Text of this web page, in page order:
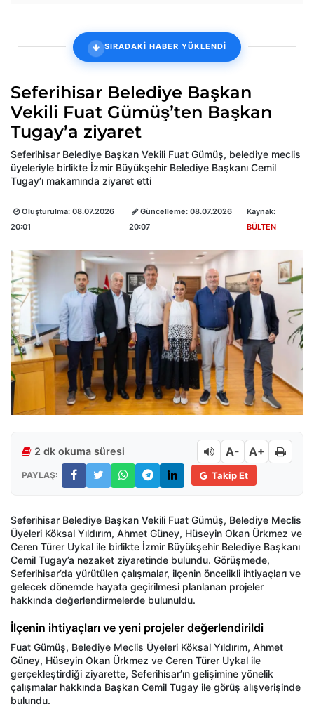
SIRADAKİ HABER YÜKLENDİ
Seferihisar Belediye Başkan
Vekili Fuat Gümüş’ten Başkan
Tugay’a ziyaret
Seferihisar Belediye Başkan Vekili Fuat Gümüş, belediye meclis
üyeleriyle birlikte İzmir Büyükşehir Belediye Başkanı Cemil
Tugay’ı makamında ziyaret etti
Oluşturulma: 08.07.2026
20:01
Güncelleme: 08.07.2026
20:07
Kaynak:
BÜLTEN
2 dk okuma süresi A- A+
PAYLAŞ: Takip Et
Seferihisar Belediye Başkan Vekili Fuat Gümüş, Belediye Meclis
Üyeleri Köksal Yıldırım, Ahmet Güney, Hüseyin Okan Ürkmez ve
Ceren Türer Uykal ile birlikte İzmir Büyükşehir Belediye Başkanı
Cemil Tugay’a nezaket ziyaretinde bulundu. Görüşmede,
Seferihisar’da yürütülen çalışmalar, ilçenin öncelikli ihtiyaçları ve
gelecek dönemde hayata geçirilmesi planlanan projeler
hakkında değerlendirmelerde bulunuldu.
İlçenin ihtiyaçları ve yeni projeler değerlendirildi
Fuat Gümüş, Belediye Meclis Üyeleri Köksal Yıldırım, Ahmet
Güney, Hüseyin Okan Ürkmez ve Ceren Türer Uykal ile
gerçekleştirdiği ziyarette, Seferihisar’ın gelişimine yönelik
çalışmalar hakkında Başkan Cemil Tugay ile görüş alışverişinde
bulundu.